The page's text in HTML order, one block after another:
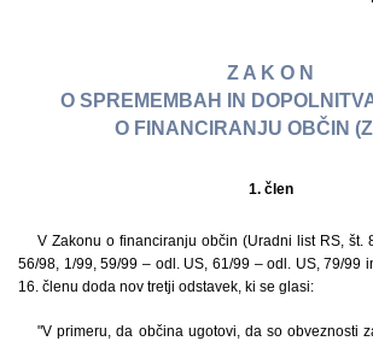
Z A K O N
O SPREMEMBAH IN
O FINANCIRANJU OBČIN
1. člen
V Zakonu o financiranju občin (Uradni list RS, št.
56/98, 1/99, 59/99 – odl. US, 61/99 – odl. US, 79/99
16. členu doda nov tretji odstavek, ki se glasi:
"V primeru, da občina ugotovi, da so obveznosti